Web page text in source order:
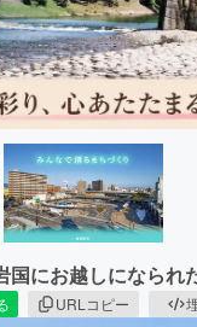
にお越しになられ
URLコピー